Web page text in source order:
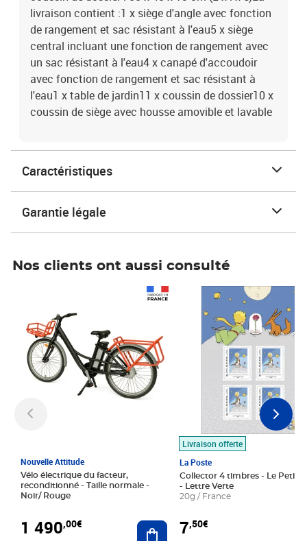
livraison contient :1 x siège d'angle avec fonction
de rangement et sac résistant à l'eau5 x siège
central incluant une fonction de rangement avec
un sac résistant à l'eau4 x canapé d'accoudoir
avec fonction de rangement et sac résistant à
l'eau1 x table de jardin11 x coussin de dossier10 x
coussin de siège avec housse amovible et lavable
Caractéristiques
Garantie légale
Nos clients ont aussi consulté
Nouvelle Attitude
Vélo électrique du facteur,
reconditionné - Taille normale -
Noir/ Rouge
1 490,00€ Ajouter au panier
Livraison offerte
La Poste
Collector 4 timbres - Le Petit
- Lettre Verte
20g / France
7,50€
Prix 7,50€